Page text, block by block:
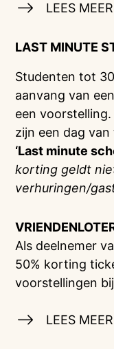
LEES MEER
LAST MINUTE
Studenten tot
aanvang van
een
zijn een dag
‘Last minute
korting geldt
verhuringen/
Als deelnemer
50% korting
voorstellingen
LEES MEER